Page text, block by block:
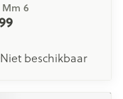
Mm 6
Niet beschikbaar